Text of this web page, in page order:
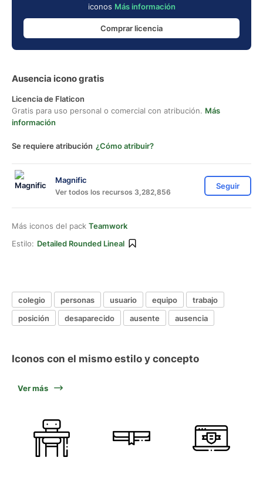
iconos Más información
Comprar licencia
Ausencia icono gratis
Licencia de Flaticon
Gratis para uso personal o comercial con atribución. Más
información
Se requiere atribución ¿Cómo atribuir?
Magnific
Ver todos los recursos 3,282,856
Seguir
Más iconos del pack Teamwork
Estilo: Detailed Rounded Lineal
colegio personas usuario equipo
trabajo
posición
desaparecido ausente ausencia
Iconos con el mismo estilo y concepto
Ver más